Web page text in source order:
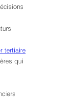
tertiaire
qui